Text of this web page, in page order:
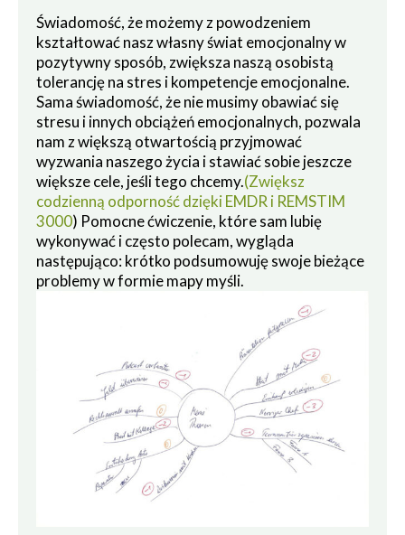
Świadomość, że możemy z powodzeniem
kształtować nasz własny świat emocjonalny w
pozytywny sposób, zwiększa naszą osobistą
tolerancję na stres i kompetencje emocjonalne.
Sama świadomość, że nie musimy obawiać się
stresu i innych obciążeń emocjonalnych, pozwala
nam z większą otwartością przyjmować
wyzwania naszego życia i stawiać sobie jeszcze
większe cele, jeśli tego chcemy.(Zwiększ
codzienną odporność dzięki EMDR i REMSTIM
3000) Pomocne ćwiczenie, które sam lubię
wykonywać i często polecam, wygląda
następująco: krótko podsumowuję swoje bieżące
problemy w formie mapy myśli.